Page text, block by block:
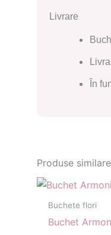
Livrare
În
Produse similare
Buchete flori
Buchet